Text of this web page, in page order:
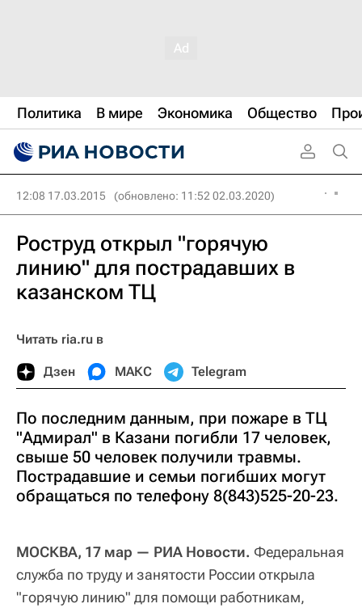
Политика В мире Экономика Общество
12:08 17.03.2015 (обновлено: 11:52 02.03.2020)
Роструд открыл "горячую
линию" для пострадавших в
казанском ТЦ
Читать ria.ru в
Дзен МАКС Telegram
По последним данным, при пожаре в ТЦ
"Адмирал" в Казани погибли 17 человек,
свыше 50 человек получили травмы.
Пострадавшие и семьи погибших могут
обращаться по телефону 8(843)525-20-23.
МОСКВА, 17 мар — РИА Новости. Федеральная
служба по труду и занятости России открыла
"горячую линию" для помощи работникам,